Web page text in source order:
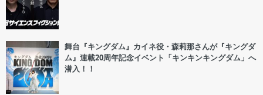
舞台『キングダム』カイネ役・森莉那さんが『キングダ
ム』連載20周年記念イベント「キンキンキングダム」へ
潜入！！